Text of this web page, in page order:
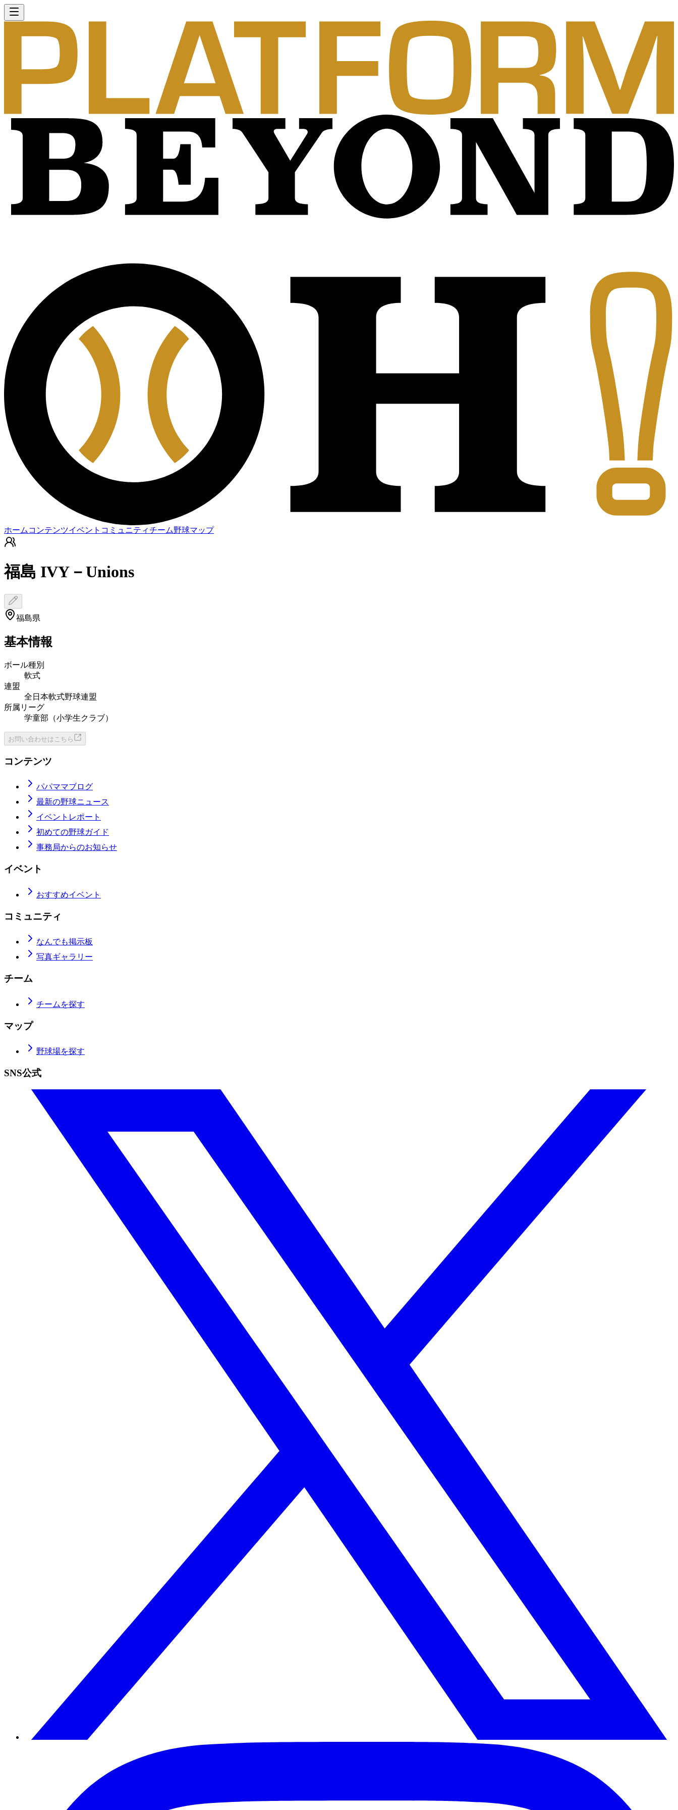
ホーム コンテンツイベント コミュニティチーム野球マップ
福島 IVY－Unions
福島県
基本情報
ボール種別
軟式
連盟
全日本軟式野球連盟
所属リーグ
学童部（小学生クラブ）
お問い合わせはこちら
コンテンツ
パパママブログ
最新の野球ニュース
イベントレポート
初めての野球ガイド
事務局からのお知らせ
イベント
おすすめイベント
コミュニティ
なんでも掲示板
写真ギャラリー
チーム
チームを探す
マップ
野球場を探す
SNS公式